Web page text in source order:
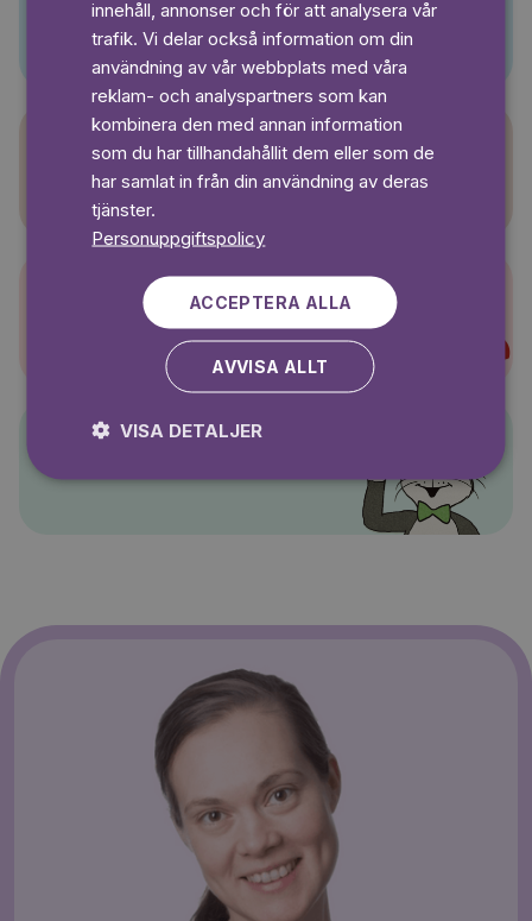
Sagasagor
Super-Charlie
innehåll, annonser och för att analysera vår
trafik. Vi delar också information om din
användning av vår webbplats med våra
reklam- och analyspartners som kan
kombinera den med annan information
som du har tillhandahållit dem eller som de
har samlat in från din användning av deras
tjänster.
Personuppgiftspolicy
ACCEPTERA ALLA
AVVISA ALLT
VISA DETALJER